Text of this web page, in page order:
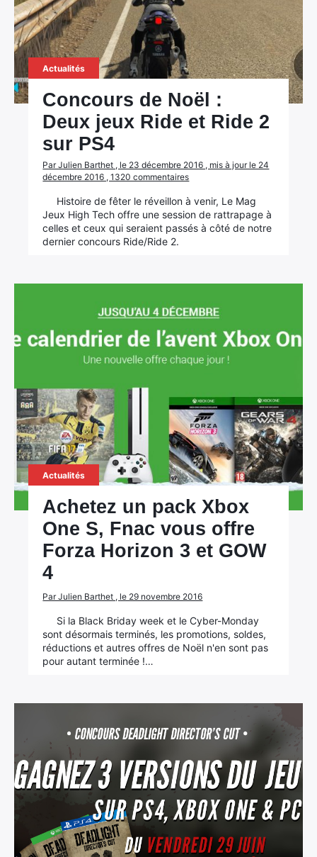
Actualités
Concours de Noël :
Deux jeux Ride et Ride 2
sur PS4
Par Julien Barthet , le 23 décembre 2016 , mis à jour le 24
décembre 2016 , 1320 commentaires
Histoire de fêter le réveillon à venir, Le Mag
Jeux High Tech offre une session de rattrapage à
celles et ceux qui seraient passés à côté de notre
dernier concours Ride/Ride 2.
Actualités
Achetez un pack Xbox
One S, Fnac vous offre
Forza Horizon 3 et GOW
4
Par Julien Barthet , le 29 novembre 2016
Si la Black Briday week et le Cyber-Monday
sont désormais terminés, les promotions, soldes,
réductions et autres offres de Noël n'en sont pas
pour autant terminée !…